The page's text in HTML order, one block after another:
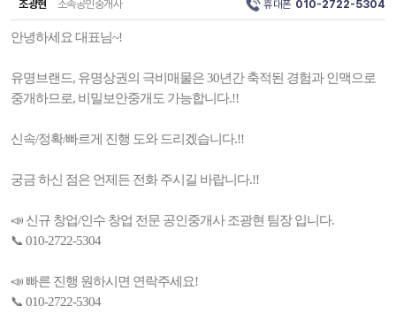
조광현 소속공인중개사 휴대폰 010-2722-5304
안녕하세요 대표님~!
유명브랜드, 유명상권의 극비매물은 30년간 축적된 경험과 인맥으로
중개하므로, 비밀보안중개도 가능합니다.!!
신속/정확/빠르게 진행 도와 드리겠습니다.!!
궁금 하신 점은 언제든 전화 주시길 바랍니다.!!
📣 신규 창업/인수 창업 전문 공인중개사 조광현 팀장 입니다.
📞 010-2722-5304
📣 빠른 진행 원하시면 연락주세요!
📞 010-2722-5304